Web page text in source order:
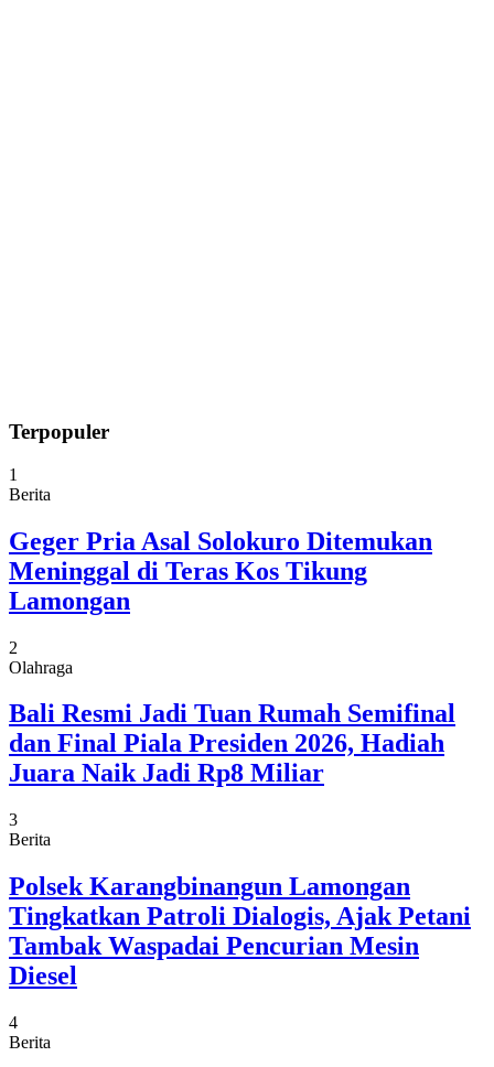
Terpopuler
1
Berita
Geger Pria Asal Solokuro Ditemukan
Meninggal di Teras Kos Tikung
Lamongan
2
Olahraga
Bali Resmi Jadi Tuan Rumah Semifinal
dan Final Piala Presiden 2026, Hadiah
Juara Naik Jadi Rp8 Miliar
3
Berita
Polsek Karangbinangun Lamongan
Tingkatkan Patroli Dialogis, Ajak Petani
Tambak Waspadai Pencurian Mesin
Diesel
4
Berita